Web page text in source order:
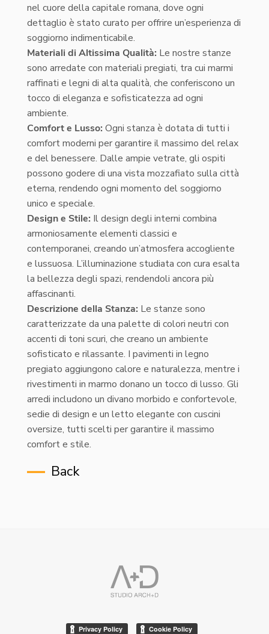
nel cuore della capitale romana, dove ogni
dettaglio è stato curato per offrire un’esperienza di
soggiorno indimenticabile.
Materiali di Altissima Qualità: Le nostre stanze
sono arredate con materiali pregiati, tra cui marmi
raffinati e legni di alta qualità, che conferiscono un
tocco di eleganza e sofisticatezza ad ogni
ambiente.
Comfort e Lusso: Ogni stanza è dotata di tutti i
comfort moderni per garantire il massimo del relax
e del benessere. Dalle ampie vetrate, gli ospiti
possono godere di una vista mozzafiato sulla città
eterna, rendendo ogni momento del soggiorno
unico e speciale.
Design e Stile: Il design degli interni combina
armoniosamente elementi classici e
contemporanei, creando un’atmosfera accogliente
e lussuosa. L’illuminazione studiata con cura esalta
la bellezza degli spazi, rendendoli ancora più
affascinanti.
Descrizione della Stanza: Le stanze sono
caratterizzate da una palette di colori neutri con
accenti di toni scuri, che creano un ambiente
sofisticato e rilassante. I pavimenti in legno
pregiato aggiungono calore e naturalezza, mentre i
rivestimenti in marmo donano un tocco di lusso. Gli
arredi includono un divano morbido e confortevole,
sedie di design e un letto elegante con cuscini
oversize, tutti scelti per garantire il massimo
comfort e stile.
Back